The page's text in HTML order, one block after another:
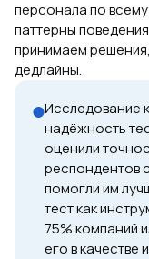
персонала по
паттерны
принимаем
дедлайны.
Исследование
надёжность
оценили
респондентов
помогли им
тест как
75% компаний
его в качестве